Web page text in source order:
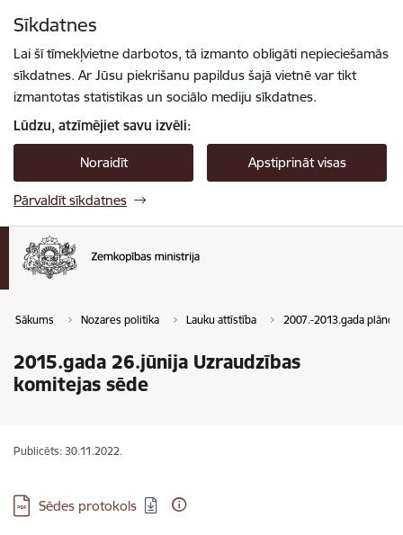
Sīkdatnes
Lai šī tīmekļvietne darbotos, tā izmanto obligāti nepieciešamās
sīkdatnes. Ar Jūsu piekrišanu papildus šajā vietnē var tikt
izmantotas statistikas un sociālo mediju sīkdatnes.
Lūdzu, atzīmējiet savu izvēli:
Noraidīt Apstiprināt visas
Pārvaldīt sīkdatnes
Sākums Nozares politika Lauku attīstība 2007.-2013.gada
2015.gada 26.jūnija Uzraudzības
komitejas sēde
Publicēts: 30.11.2022.
Lejupielādēt:
Sēdes protokols